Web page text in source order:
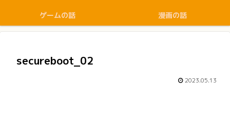
ゲームの話 漫画の話
secureboot_02
2023.05.13